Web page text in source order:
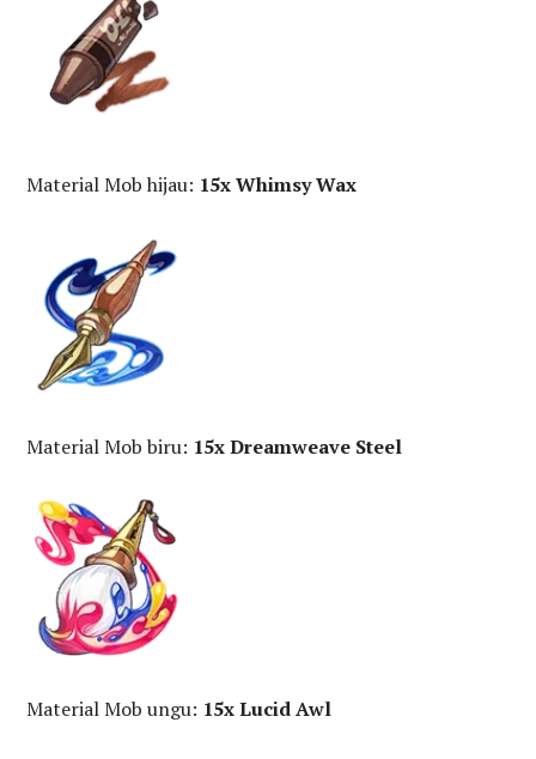
Material Mob hijau: 15x Whimsy Wax
Material Mob biru: 15x Dreamweave Steel
Material Mob ungu: 15x Lucid Awl